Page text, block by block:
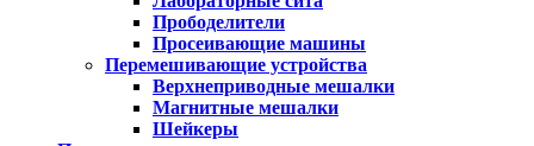
Прободелители
Просеивающие машины
Перемешивающие устройства
Верхнеприводные мешалки
Магнитные мешалки
Шейкеры